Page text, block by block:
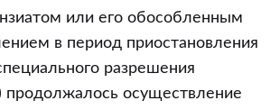
или его обособленным
в период приостановления
разрешения
продолжалось осуществление